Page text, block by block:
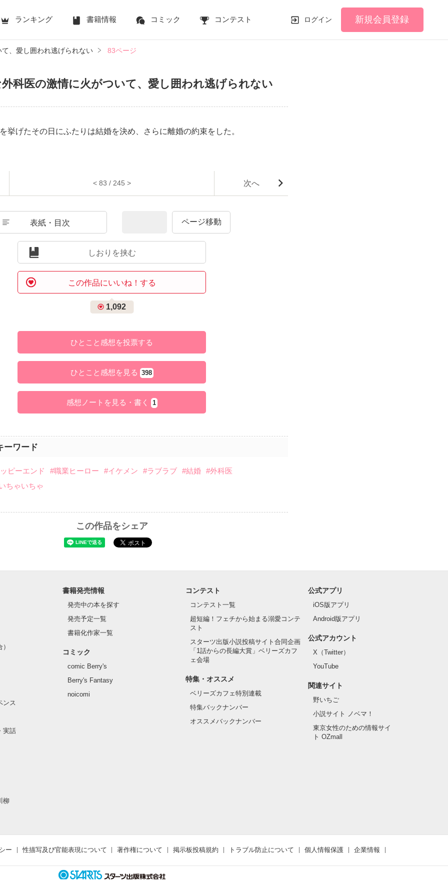
ランキング 書籍情報 コミック コンテスト ログイン 新規会員登録
、愛し囲われ逃げられない 83ページ
科医の激情に火がついて、愛し囲われ逃げられない
挙げたその日にふたりは結婚を決め、さらに離婚の約束をした。
< 83 / 245 > 次へ
表紙・目次
しおりを挟む
この作品にいいね！する
1,092
ひとこと感想を投票する
ひとこと感想を見る 398
感想ノートを見る・書く 1
ーワード
ピーエンド #職業ヒーロー #イケメン #ラブラブ #結婚
#外科医
ちゃいちゃ
この作品をシェア
ンス
実話
柳
書籍発売情報
発売中の本を探す
発売予定一覧
書籍化作家一覧
コミック
comic Berry's
Berry's Fantasy
noicomi
コンテスト
コンテスト一覧
超短編！フェチから始まる溺愛コンテ
スト
スターツ出版小説投稿サイト合同企画
「1話からの長編大賞」ベリーズカフ
ェ会場
特集・オススメ
ベリーズカフェ特別連載
特集バックナンバー
オススメバックナンバー
公式アプリ
iOS版アプリ
Android版アプリ
公式アカウント
X（Twitter）
YouTube
関連サイト
野いちご
小説サイト ノベマ！
東京女性のための情報サイ
ト OZmall
ー 性描写及び官能表現について 著作権について 掲示板投稿規約 トラブル防止について 個人情報保護 企業情報